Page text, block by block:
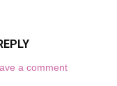
a comment